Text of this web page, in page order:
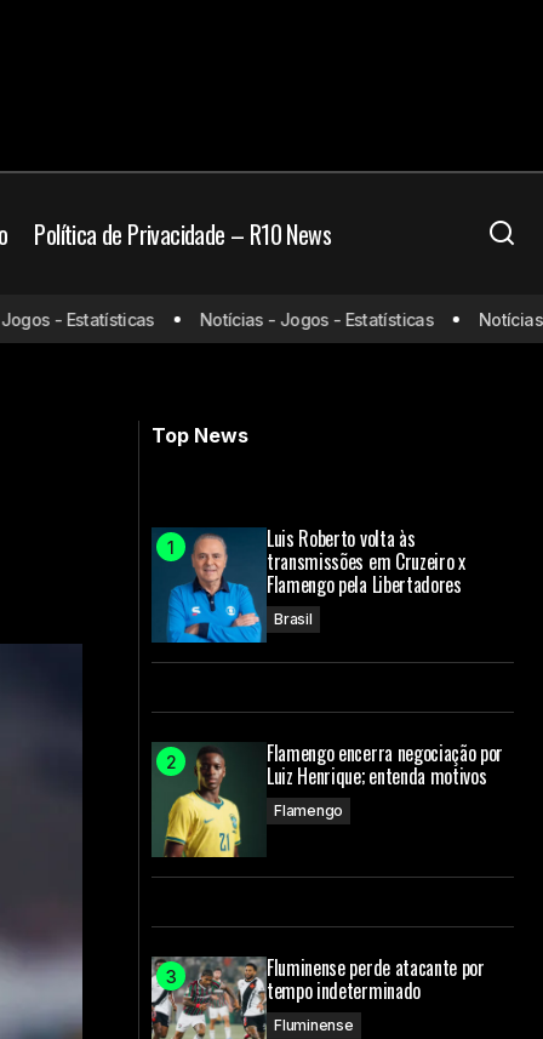
Política de Privacidade – R10 News
Cruzeiro
Palmeiras x Botafogo: A rivalidade que
aflorou dentro e fora de campo
- Estatísticas Notícias - Jogos - Estatísticas Notícias -
Top News
Luis Roberto volta às
transmissões em Cruzeiro x
Flamengo pela Libertadores
Brasil
Flamengo encerra negociação por
Luiz Henrique; entenda motivos
Flamengo
Fluminense perde atacante por
tempo indeterminado
Fluminense